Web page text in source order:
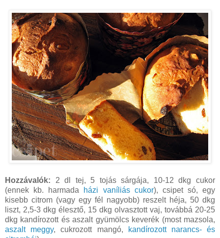
Hozzávalók: 2 dl tej, 5 tojás sárgája, 10-12 dkg cukor
(ennek kb. harmada házi vaníliás cukor), csipet só, egy
kisebb citrom (vagy egy fél nagyobb) reszelt héja, 50 dkg
liszt, 2,5-3 dkg élesztő, 15 dkg olvasztott vaj, továbbá 20-25
dkg kandírozott és aszalt gyümölcs keverék (most mazsola,
aszalt meggy, cukrozott mangó,
kandírozott narancs- és